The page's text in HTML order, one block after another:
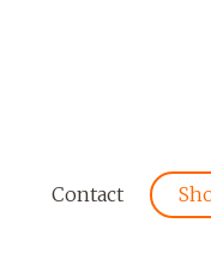
Contact